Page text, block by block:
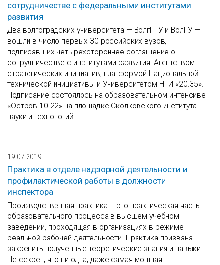
сотрудничестве с федеральными институтами
развития
Два волгоградских университета — ВолгГТУ и ВолГУ —
вошли в число первых 30 российских вузов,
подписавших четырехстороннее соглашение о
сотрудничестве с институтами развития: Агентством
стратегических инициатив, платформой Национальной
технической инициативы и Университетом НТИ «20.35».
Подписание состоялось на образовательном интенсиве
«Остров 10-22» на площадке Сколковского института
науки и технологий.
19.07.2019
Практика в отделе надзорной деятельности и
профилактической работы в должности
инспектора
Производственная практика – это практическая часть
образовательного процесса в высшем учебном
заведении, проходящая в организациях в режиме
реальной рабочей деятельности. Практика призвана
закрепить полученные теоретические знания и навыки.
Не секрет, что ни одна, даже самая мощная